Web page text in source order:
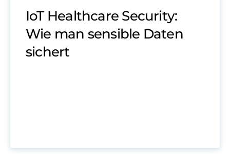
IoT Healthcare Security:
Wie man sensible Daten
sichert